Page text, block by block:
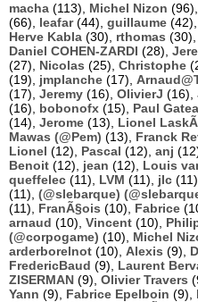
macha (113), Michel Nizon (96),
(66), leafar(44), guillaume (42),
Herve Kabla (30), rthomas (30),
Daniel COHEN-ZARDI (28),
(27), Nicolas (25), Christophe
(19), jmplanche (17),
(17), Jeremy (16), OlivierJ (16),
(16), bobonofx (15), Paul
(14), Jerome (13), Lionel
Mawas (@Pem) (13), Franck
Lionel (12), Pascal (12), anj
Benoit (12), jean (12), Louis
queffelec (11), LVM (11), jlc (11),
(11), (@slebarque)
(11), FranÃ§ois (10), Fabrice
arnaud (10), Vincent (10),
(@corpogame) (10), Michel
arderborelnot (10), Alexis (9),
FredericBaud (9), Laurent
ZISERMAN (9), Olivier Travers
Yann (9), Fabrice Epelboin (9),